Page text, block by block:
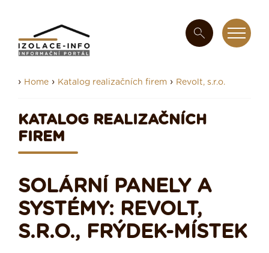
› Home › Katalog realizačních firem › Revolt, s.r.o.
KATALOG REALIZAČNÍCH
FIREM
SOLÁRNÍ PANELY A
SYSTÉMY: REVOLT,
S.R.O., FRÝDEK-MÍSTEK